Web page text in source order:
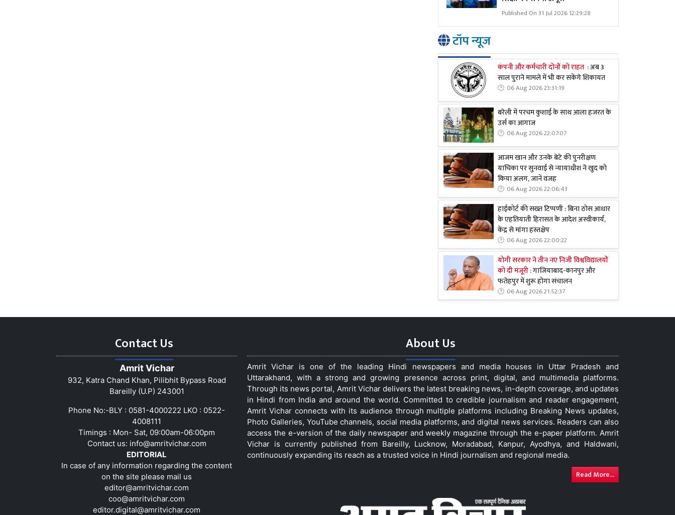
Published On 31 Jul 2026 12:29:28
टॉप न्यूज
कंपनी और कर्मचारी दोनों को राहत :अब 3
साल पुराने मामले में भी कर सकेंगे शिकायत
06 Aug 2026 23:31:19
बरेली में परचम कुशाई के साथ आला हजरत के
उर्स का आगाज
06 Aug 2026 22:07:07
आजम खान और उनके बेटे की पुनरीक्षण
याचिका पर सुनवाई से न्यायाधीश ने खुद को
किया अलग, जानें वजह
06 Aug 2026 22:06:43
हाईकोर्ट की सख्त टिप्पणी : बिना ठोस आधार
के एहतियाती हिरासत के आदेश अस्वीकार्य,
केंद्र से मांगा हस्तक्षेप
06 Aug 2026 22:00:22
योगी सरकार ने तीन नए निजी विश्वविद्यालयों
को दी मंजूरी :गाजियाबाद-कानपुर और
फतेहपुर में शुरू होगा संचालन
06 Aug 2026 21:52:37
Contact Us
Amrit Vichar
932, Katra Chand Khan, Pilibhit Bypass Road
Bareilly (U.P) 243001
Phone No:-BLY : 0581-4000222 LKO : 0522-
4008111
Timings : Mon- Sat, 09:00am-06:00pm
Contact us: info@amritvichar.com
EDITORIAL
In case of any information regarding the content
on the site please mail us
editor@amritvichar.com
coo@amritvichar.com
editor.digital@amritvichar.com
About Us
Amrit Vichar is one of the leading Hindi newspapers and media houses in Uttar Pradesh and
Uttarakhand, with a strong and growing presence across print, digital, and multimedia platforms.
Through its news portal, Amrit Vichar delivers the latest breaking news, in-depth coverage, and updates
in Hindi from India and around the world. Committed to credible journalism and reader engagement,
Amrit Vichar connects with its audience through multiple platforms including Breaking News updates,
Photo Galleries, YouTube channels, social media platforms, and digital news services. Readers can also
access the e-version of the daily newspaper and weekly magazine through the e-paper platform. Amrit
Vichar is currently published from Bareilly, Lucknow, Moradabad, Kanpur, Ayodhya, and Haldwani,
continuously expanding its reach as a trusted voice in Hindi journalism and regional media.
Read More...